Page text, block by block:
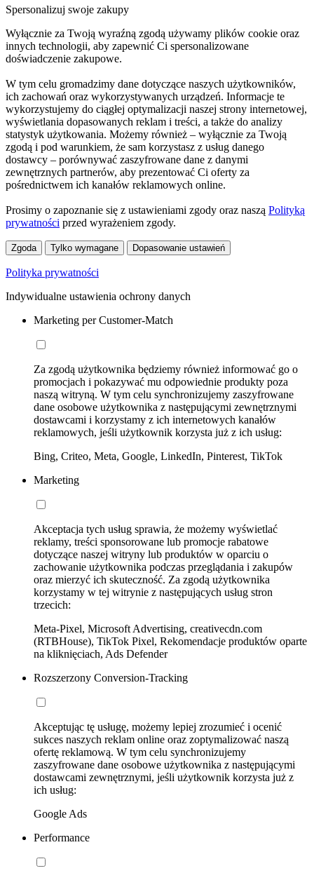
Spersonalizuj swoje zakupy
Wyłącznie za Twoją wyraźną zgodą używamy plików cookie oraz
innych technologii, aby zapewnić Ci spersonalizowane
doświadczenie zakupowe.
W tym celu gromadzimy dane dotyczące naszych użytkowników,
ich zachowań oraz wykorzystywanych urządzeń. Informacje te
wykorzystujemy do ciągłej optymalizacji naszej strony internetowej,
wyświetlania dopasowanych reklam i treści, a także do analizy
statystyk użytkowania. Możemy również – wyłącznie za Twoją
zgodą i pod warunkiem, że sam korzystasz z usług danego
dostawcy – porównywać zaszyfrowane dane z danymi
zewnętrznych partnerów, aby prezentować Ci oferty za
pośrednictwem ich kanałów reklamowych online.
Prosimy o zapoznanie się z ustawieniami zgody oraz naszą Polityką
prywatności przed wyrażeniem zgody.
Zgoda Tylko wymagane Dopasowanie ustawień
Polityka prywatności
Indywidualne ustawienia ochrony danych
Marketing per Customer-Match
Za zgodą użytkownika będziemy również informować go o
promocjach i pokazywać mu odpowiednie produkty poza
naszą witryną. W tym celu synchronizujemy zaszyfrowane
dane osobowe użytkownika z następującymi zewnętrznymi
dostawcami i korzystamy z ich internetowych kanałów
reklamowych, jeśli użytkownik korzysta już z ich usług:
Bing, Criteo, Meta, Google, LinkedIn, Pinterest, TikTok
Marketing
Akceptacja tych usług sprawia, że możemy wyświetlać
reklamy, treści sponsorowane lub promocje rabatowe
dotyczące naszej witryny lub produktów w oparciu o
zachowanie użytkownika podczas przeglądania i zakupów
oraz mierzyć ich skuteczność. Za zgodą użytkownika
korzystamy w tej witrynie z następujących usług stron
trzecich:
Meta-Pixel, Microsoft Advertising, creativecdn.com
(RTBHouse), TikTok Pixel, Rekomendacje produktów oparte
na kliknięciach, Ads Defender
Rozszerzony Conversion-Tracking
Akceptując tę usługę, możemy lepiej zrozumieć i ocenić
sukces naszych reklam online oraz zoptymalizować naszą
ofertę reklamową. W tym celu synchronizujemy
zaszyfrowane dane osobowe użytkownika z następującymi
dostawcami zewnętrznymi, jeśli użytkownik korzysta już z
ich usług:
Google Ads
Performance